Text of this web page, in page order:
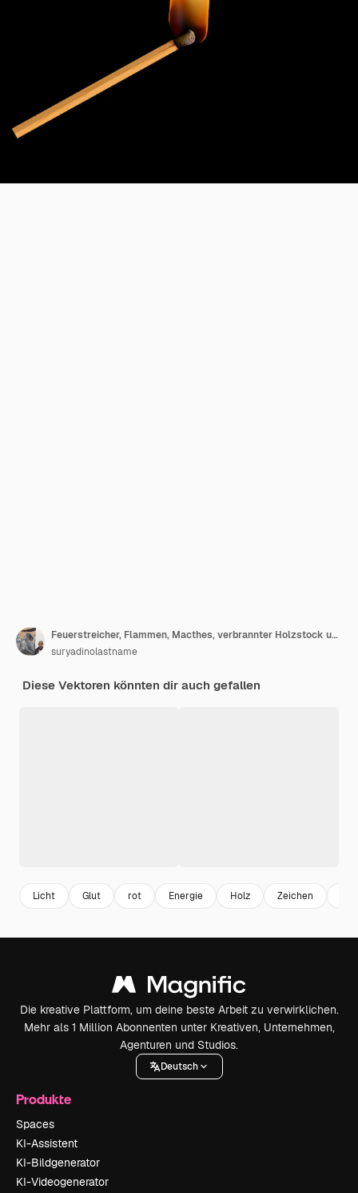
Feuerstreicher, Flammen, Macthes, verbrannter Holzstock und Kohle, Ikonenschilder, Symbols, Vektorillustrationsdesign
suryadinolastname
Diese Vektoren könnten dir auch gefallen
Licht Glut rot Energie Holz Zeichen
Die kreative Plattform, um deine beste Arbeit zu verwirklichen.
Mehr als 1 Million Abonnenten unter Kreativen, Unternehmen,
Agenturen und Studios.
Deutsch
Produkte
Spaces
KI-Assistent
KI-Bildgenerator
KI-Videogenerator